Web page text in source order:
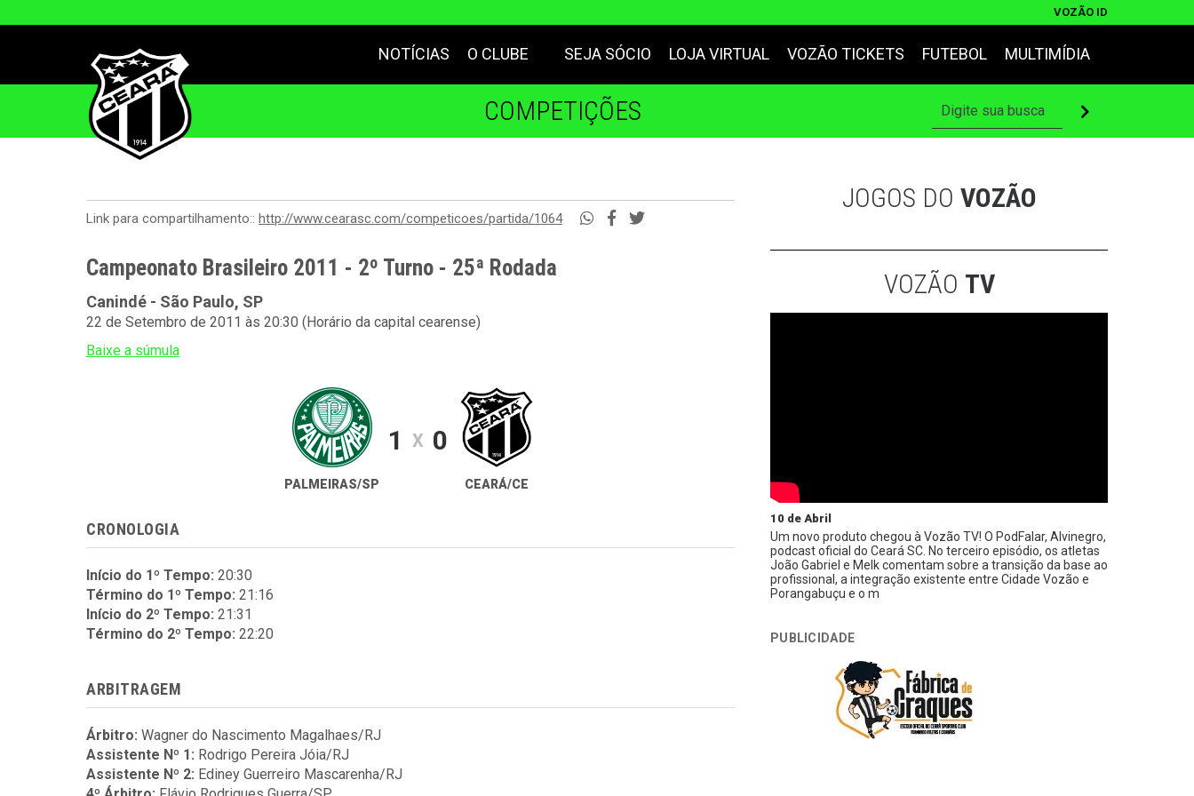
VOZÃO ID
NOTÍCIAS O CLUBE SEJA SÓCIO LOJA VIRTUAL VOZÃO TICKETS FUTEBOL MULTIMÍDIA
COMPETIÇÕES
Link para compartilhamento:: http://www.cearasc.com/competicoes/partida/1064
Campeonato Brasileiro 2011 - 2º Turno - 25ª Rodada
Canindé - São Paulo, SP
22 de Setembro de 2011 às 20:30 (Horário da capital cearense)
Baixe a súmula
PALMEIRAS/SP
1 X 0
CEARÁ/CE
CRONOLOGIA
Início do 1º Tempo: 20:30
Término do 1º Tempo: 21:16
Início do 2º Tempo: 21:31
Término do 2º Tempo: 22:20
ARBITRAGEM
Árbitro: Wagner do Nascimento Magalhaes/RJ
Assistente Nº 1: Rodrigo Pereira Jóia/RJ
Assistente Nº 2: Ediney Guerreiro Mascarenha/RJ
JOGOS DO VOZÃO
VOZÃO TV
10 de Abril
Um novo produto chegou à Vozão TV! O PodFalar, Alvinegro,
podcast oficial do Ceará SC. No terceiro episódio, os atletas
João Gabriel e Melk comentam sobre a transição da base ao
profissional, a integração existente entre Cidade Vozão e
Porangabuçu e o m
PUBLICIDADE